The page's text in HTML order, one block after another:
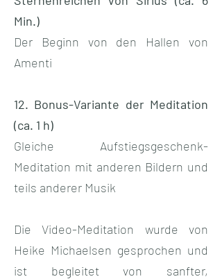
Min.)
Der Beginn von den Hallen von
Amenti
12. Bonus-Variante der Meditation
(ca. 1 h)
Gleiche Aufstiegsgeschenk-
Meditation mit anderen Bildern und
teils anderer Musik
Die Video-Meditation wurde von
Heike Michaelsen gesprochen und
ist begleitet von sanfter,